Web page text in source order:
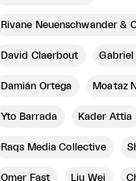
Rivane Neuenschwander &
David Claerbout Gabriel
Damián Ortega Moataz
Yto Barrada Kader Attia
Raqs Media Collective
Omer Fast Liu Wei